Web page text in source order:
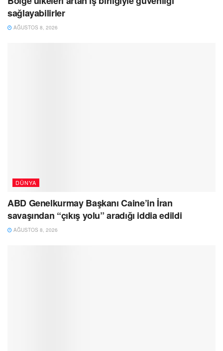
sağlayabilirler
AĞUSTOS 8, 2026
DÜNYA
ABD Genelkurmay Başkanı Caine’in İran
savaşından “çıkış yolu” aradığı iddia edildi
AĞUSTOS 8, 2026